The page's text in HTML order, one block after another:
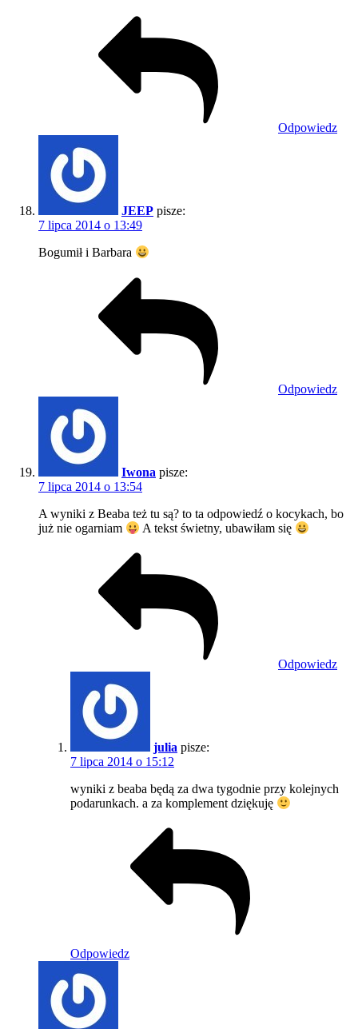
Odpowiedz
JEEP pisze:
7 lipca 2014 o 13:49
Bogumił i Barbara
Odpowiedz
Iwona pisze:
7 lipca 2014 o 13:54
A wyniki z Beaba też tu są? to ta odpowiedź o kocykach, bo
już nie ogarniam
A tekst świetny, ubawiłam się
Odpowiedz
julia pisze:
7 lipca 2014 o 15:12
wyniki z beaba będą za dwa tygodnie przy kolejnych
podarunkach. a za komplement dziękuję
Odpowiedz